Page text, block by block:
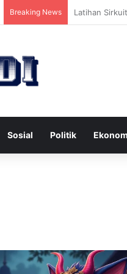
Breaking News Strategi
Sosial Politik